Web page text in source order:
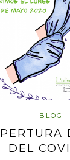
BLOG
DEL